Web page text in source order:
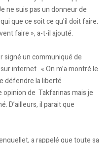
ne suis pas un donneur de
que ce soit ce qu’il doit faire.
faire », a-t-il ajouté.
signé un communiqué de
internet . « On m’a montré le
défendre la liberté
opinion de Takfarinas mais je
D’ailleurs, il parait que
a rappelé que toute sa